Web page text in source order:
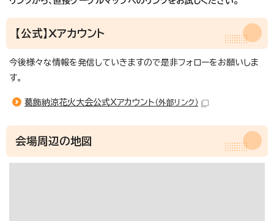
【公式】Xアカウント
今後様々な情報を発信していきますので是非フォローをお願いしま
す。
葛飾納涼花火大会公式Xアカウント （外部リンク）
会場周辺の地図